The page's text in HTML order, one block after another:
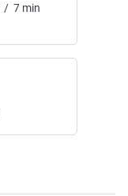
/ 7 min